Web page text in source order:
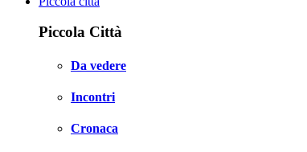
Piccola Città
Da vedere
Incontri
Cronaca